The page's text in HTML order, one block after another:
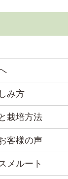
み方
栽培方法
客様の声
メルート